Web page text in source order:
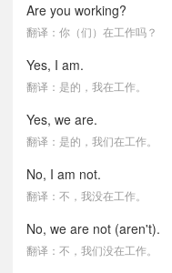
Are you working?
翻译：你（们）在工作吗？
Yes, I am.
翻译：是的，我在工作。
Yes, we are.
翻译：是的，我们在工作。
No, I am not.
翻译：不，我没在工作。
No, we are not (aren't).
翻译：不，我们没在工作。